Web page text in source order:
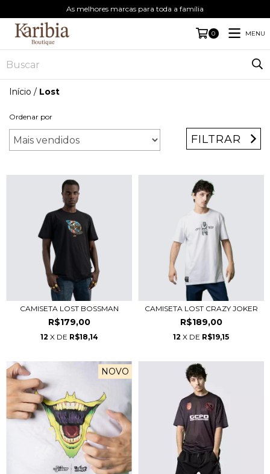
As melhores marcas para toda a família
0 MENU
Início / Lost
Ordenar por
FILTRAR
CAMISETA LOST BOSSMAN
R$179,00
12 X DE R$18,14
CAMISETA LOST CRAZY JOKER
R$189,00
12 X DE R$19,15
NOVO